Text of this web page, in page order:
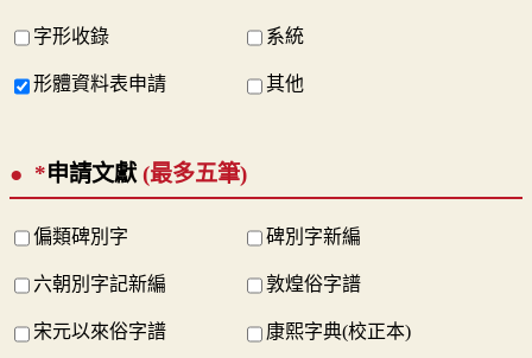
字形收錄 系統
形體資料表申請 其他
*申請文獻 (最多五筆)
偏類碑別字 碑別字新編
六朝別字記新編 敦煌俗字譜
宋元以來俗字譜 康熙字典(校正本)